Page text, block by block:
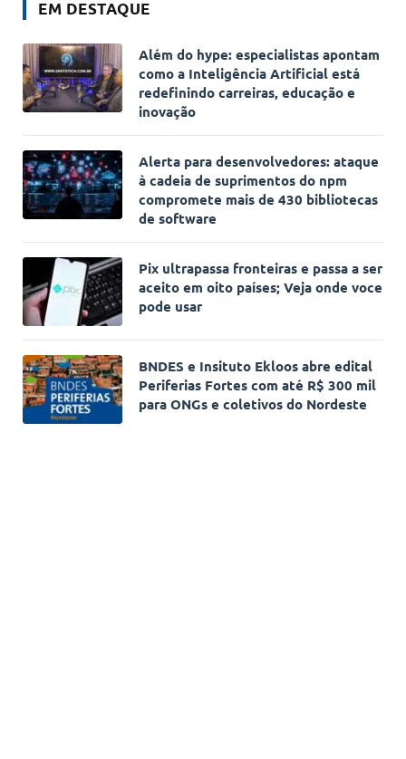
EM DESTAQUE
Além do hype: especialistas apontam
como a Inteligência Artificial está
redefinindo carreiras, educação e
inovação
Alerta para desenvolvedores: ataque
à cadeia de suprimentos do npm
compromete mais de 430 bibliotecas
de software
Pix ultrapassa fronteiras e passa a ser
aceito em oito países; Veja onde voce
pode usar
BNDES e Insituto Ekloos abre edital
Periferias Fortes com até R$ 300 mil
para ONGs e coletivos do Nordeste